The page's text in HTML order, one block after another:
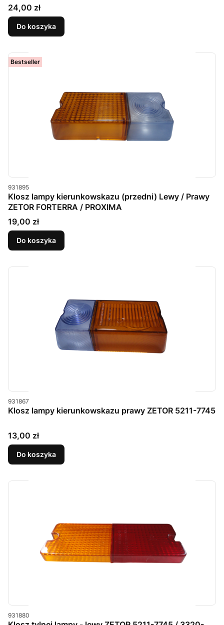
Cena
24,00 zł
Do koszyka
Bestseller
Kod produktu
931895
Klosz lampy kierunkowskazu (przedni) Lewy / Prawy
ZETOR FORTERRA / PROXIMA
Cena
19,00 zł
Do koszyka
Kod produktu
931867
Klosz lampy kierunkowskazu prawy ZETOR 5211-7745
Cena
13,00 zł
Do koszyka
Kod produktu
931880